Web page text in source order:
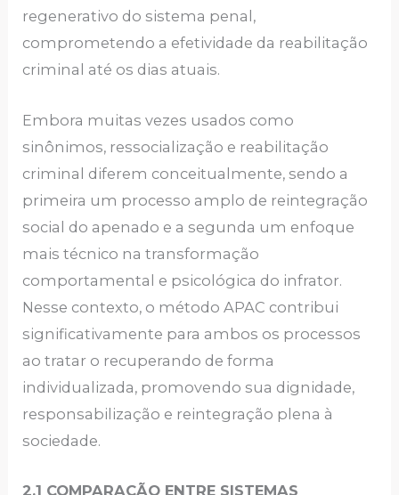
regenerativo do sistema penal,
comprometendo a efetividade da reabilitação
criminal até os dias atuais.
Embora muitas vezes usados como
sinônimos, ressocialização e reabilitação
criminal diferem conceitualmente, sendo a
primeira um processo amplo de reintegração
social do apenado e a segunda um enfoque
mais técnico na transformação
comportamental e psicológica do infrator.
Nesse contexto, o método APAC contribui
significativamente para ambos os processos
ao tratar o recuperando de forma
individualizada, promovendo sua dignidade,
responsabilização e reintegração plena à
sociedade.
2.1 COMPARAÇÃO ENTRE SISTEMAS